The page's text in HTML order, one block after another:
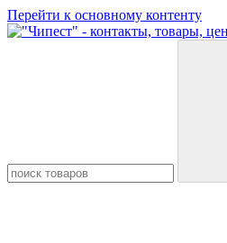
Перейти к основному контенту